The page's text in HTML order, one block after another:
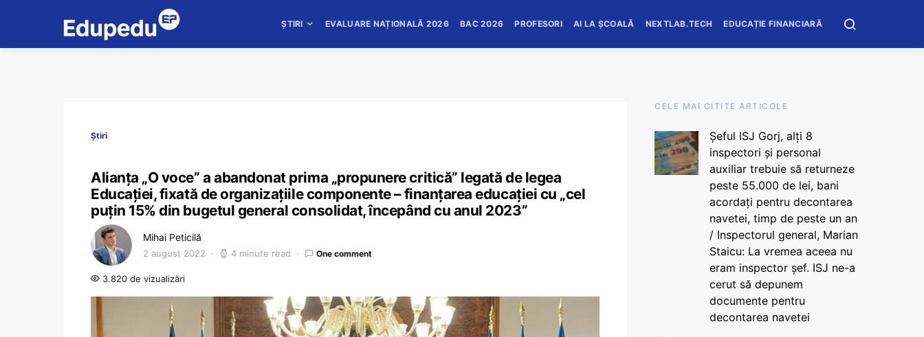
ȘTIRI EVALUARE NAȚIONALĂ 2026 BAC 2026 PROFESORI AI LA ȘCOALĂ NEXTLAB.TECH EDUCAȚIE FINANCIARĂ
Știri
Alianța „O voce” a abandonat prima „propunere critică” legată de legea
Educației, fixată de organizațiile componente – finanțarea educației cu „cel
puțin 15% din bugetul general consolidat, începând cu anul 2023”
Mihai Peticilă
2 august 2022 4 minute read One comment
3.820 de vizualizări
CELE MAI CITITE ARTICOLE
Șeful ISJ Gorj, alți 8
inspectori și personal
auxiliar trebuie să returneze
peste 55.000 de lei, bani
acordați pentru decontarea
navetei, timp de peste un an
/ Inspectorul general, Marian
Staicu: La vremea aceea nu
eram inspector șef. ISJ ne-a
cerut să depunem
documente pentru
decontarea navetei